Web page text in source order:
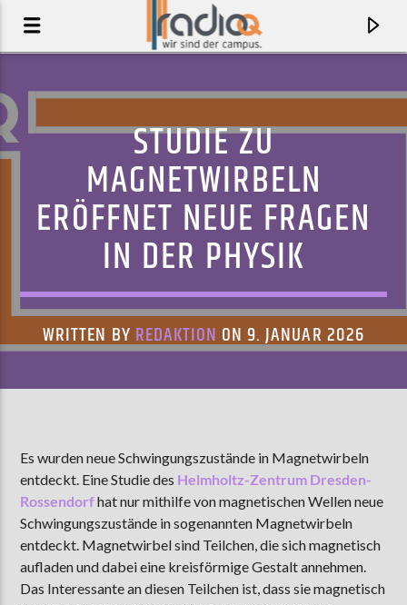
AKTUELLER TRACK
LIKE ELEPHANTS
AKTUELLE SENDUNG
COFFEESHOP
09:00 12:00
STUDIE ZU
MAGNETWIRBELN
ERÖFFNET NEUE FRAGEN
IN DER PHYSIK
WRITTEN BY REDAKTION ON 9. JANUAR 2026
Es wurden neue Schwingungszustände in Magnetwirbeln
entdeckt. Eine Studie des Helmholtz-Zentrum Dresden-
Rossendorfhat nur mithilfe von magnetischen Wellen neue
Schwingungszustände in sogenannten Magnetwirbeln
entdeckt. Magnetwirbel sind Teilchen, die sich magnetisch
aufladen und dabei eine kreisförmige Gestalt annehmen.
Das Interessante an diesen Teilchen ist, dass sie magnetisch